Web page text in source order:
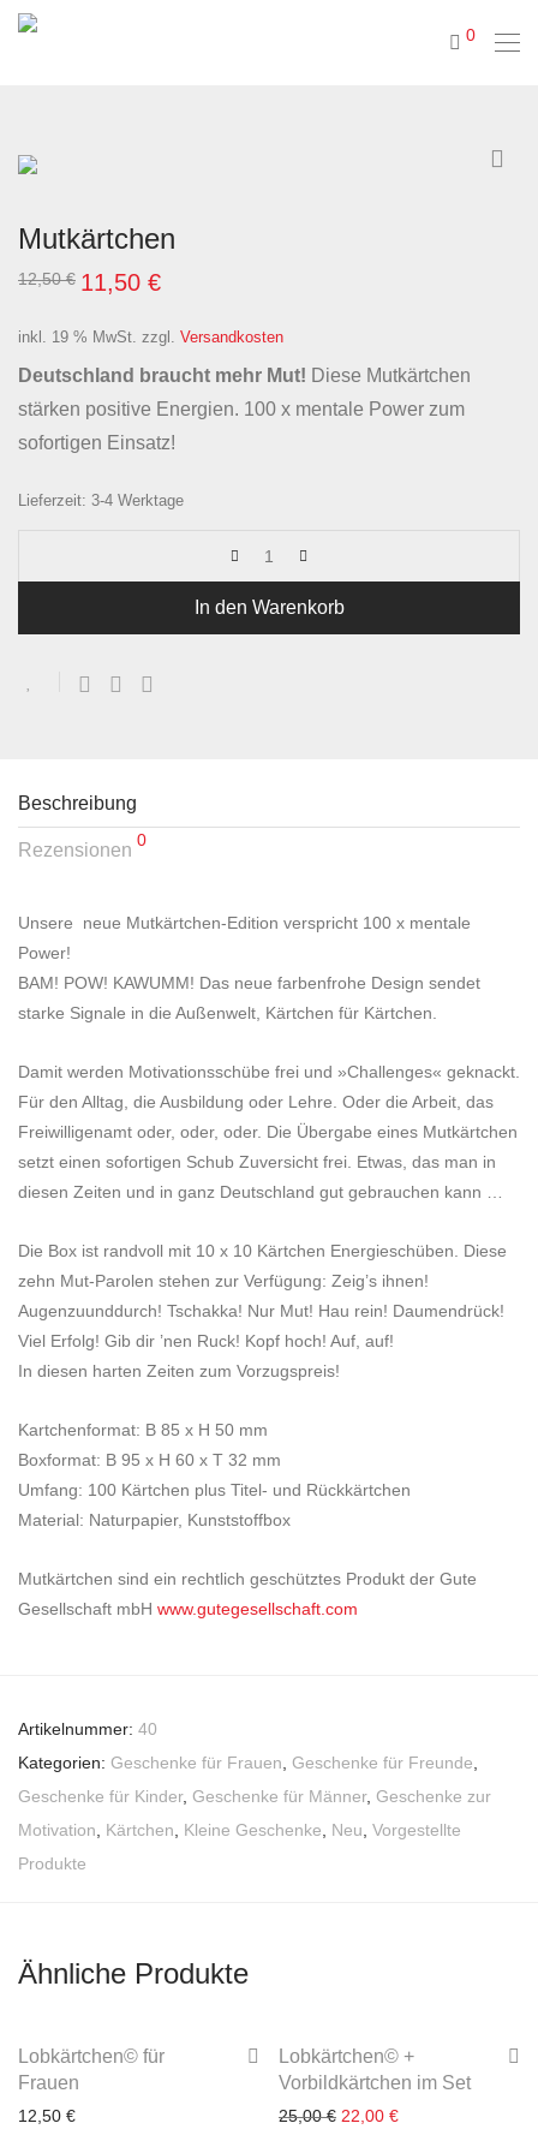
0
Mutkärtchen
12,50€ Ursprünglicher
Preis
12,50 €
11,50 €Aktueller
Preis
11,50 €.
inkl. 19 % MwSt. zzgl. Versandkosten
Deutschland braucht mehr Mut! Diese Mutkärtchen
stärken positive Energien. 100 x mentale Power zum
sofortigen Einsatz!
Lieferzeit: 3-4 Werktage
In den Warenkorb
Beschreibung
Rezensionen 0
Unsere neue Mutkärtchen-Edition verspricht 100 x mentale
Power!
BAM! POW! KAWUMM! Das neue farbenfrohe Design sendet
starke Signale in die Außenwelt, Kärtchen für Kärtchen.
Damit werden Motivationsschübe frei und »Challenges« geknackt.
Für den Alltag, die Ausbildung oder Lehre. Oder die Arbeit, das
Freiwilligenamt oder, oder, oder. Die Übergabe eines Mutkärtchen
setzt einen sofortigen Schub Zuversicht frei. Etwas, das man in
diesen Zeiten und in ganz Deutschland gut gebrauchen kann …
Die Box ist randvoll mit 10 x 10 Kärtchen Energieschüben. Diese
zehn Mut-Parolen stehen zur Verfügung: Zeig’s ihnen!
Augenzuunddurch! Tschakka! Nur Mut! Hau rein! Daumendrück!
Viel Erfolg! Gib dir ’nen Ruck! Kopf hoch! Auf, auf!
In diesen harten Zeiten zum Vorzugspreis!
Kartchenformat: B 85 x H 50 mm
Boxformat: B 95 x H 60 x T 32 mm
Umfang: 100 Kärtchen plus Titel- und Rückkärtchen
Material: Naturpapier, Kunststoffbox
Mutkärtchen sind ein rechtlich geschütztes Produkt der Gute
Gesellschaft mbH www.gutegesellschaft.com
Artikelnummer: 40
Kategorien: Geschenke für Frauen, Geschenke für Freunde,
Geschenke für Kinder, Geschenke für Männer, Geschenke zur
Motivation, Kärtchen, Kleine Geschenke, Neu, Vorgestellte
Produkte
Ähnliche Produkte
Lobkärtchen© für
Frauen
12,50 €
Lobkärtchen© +
Vorbildkärtchen im Set
25,00€ Ursprünglicher Preis war:
22,00 €Aktueller Preis